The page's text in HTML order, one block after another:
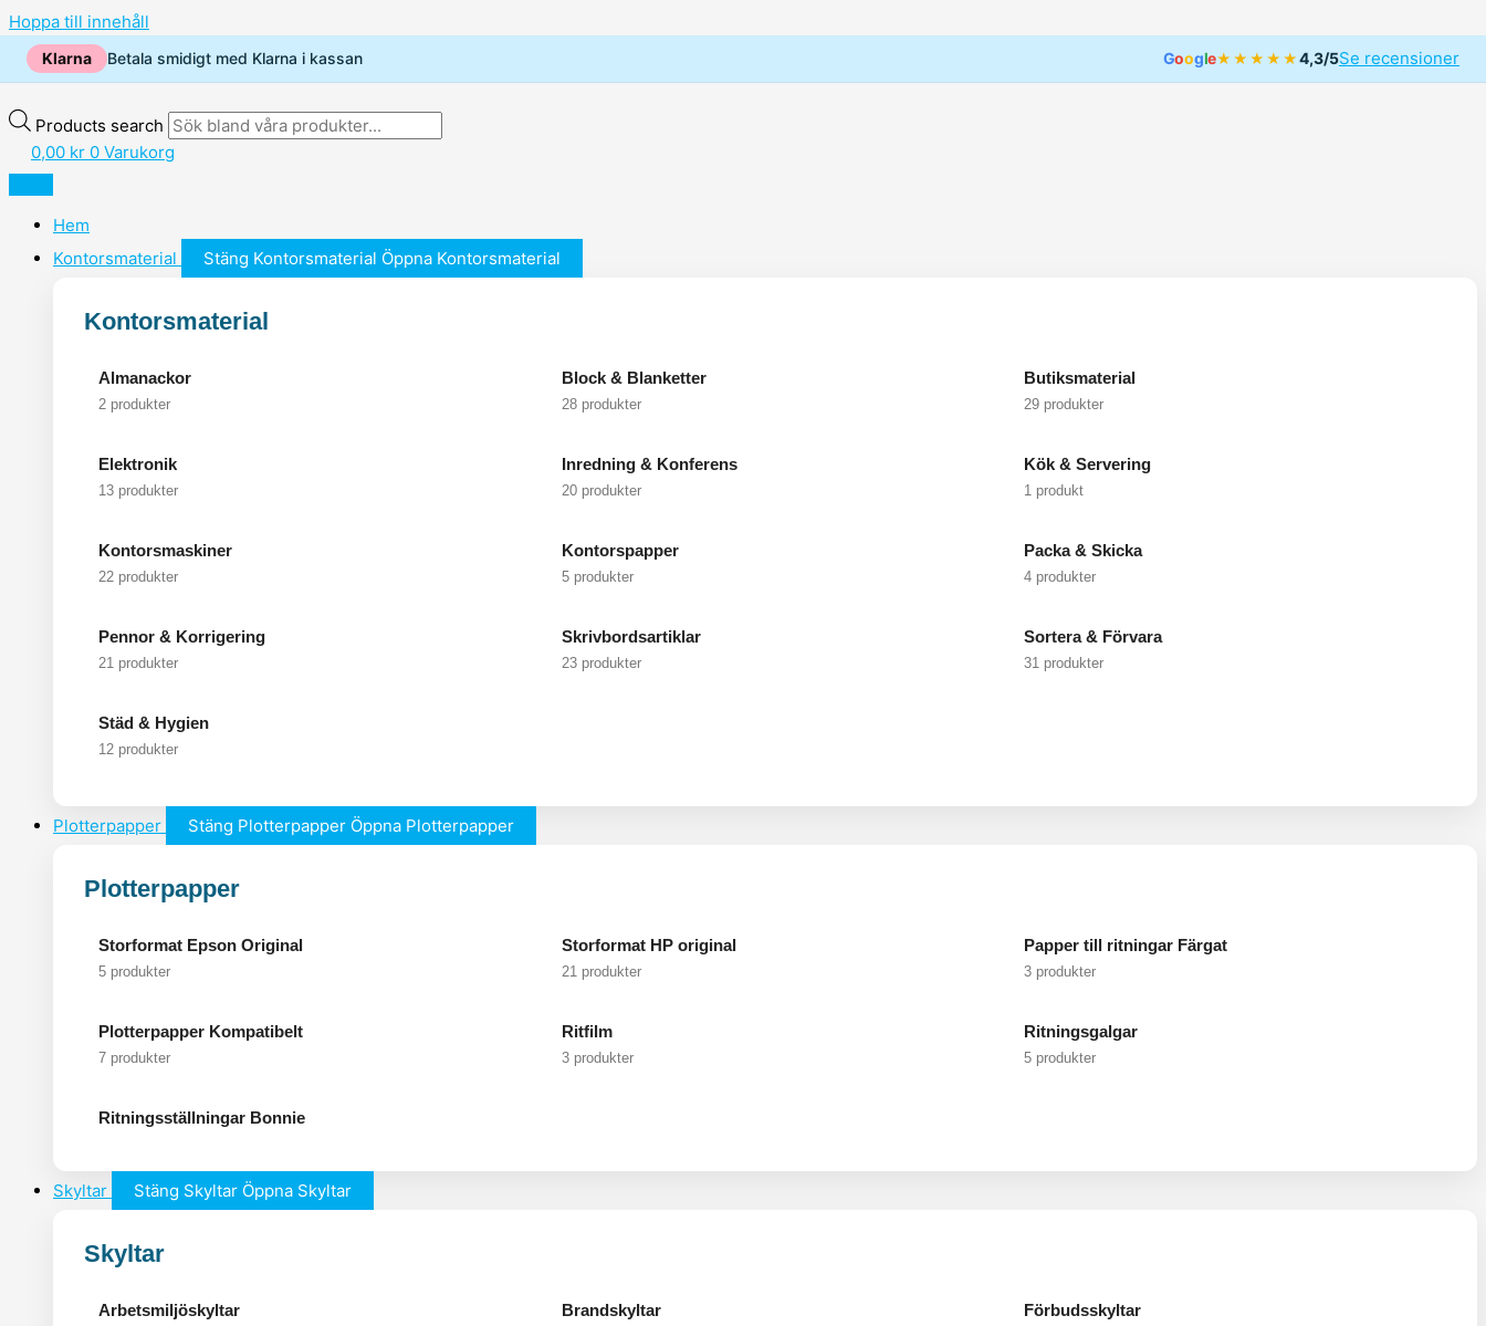
Hoppa till innehåll
Klarna Betala smidigt med Klarna i kassan Google★★★★★4,3/5Se recensioner
Products search
0,00 kr 0 Varukorg
Hem
Kontorsmaterial
Stäng Kontorsmaterial Öppna Kontorsmaterial
Kontorsmaterial
Almanackor
2 produkter
Block & Blanketter
28 produkter
Butiksmaterial
29 produkter
Elektronik
13 produkter
Inredning & Konferens
20 produkter
Kök & Servering
1 produkt
Kontorsmaskiner
22 produkter
Kontorspapper
5 produkter
Packa & Skicka
4 produkter
Pennor & Korrigering
21 produkter
Skrivbordsartiklar
23 produkter
Sortera & Förvara
31 produkter
Städ & Hygien
12 produkter
Plotterpapper Stäng Plotterpapper Öppna Plotterpapper
Plotterpapper
Storformat Epson Original
5 produkter
Storformat HP original
21 produkter
Papper till ritningar Färgat
3 produkter
Plotterpapper Kompatibelt
7 produkter
Ritfilm
3 produkter
Ritningsgalgar
5 produkter
Ritningsställningar Bonnie
Skyltar Stäng Skyltar Öppna Skyltar
Skyltar
Arbetsmiljöskyltar Brandskyltar Förbudsskyltar